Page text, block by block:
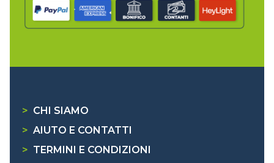
> CHI SIAMO
> AIUTO E CONTATTI
> TERMINI E CONDIZIONI